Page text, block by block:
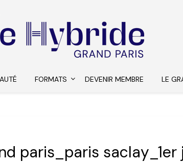
FORMATS DEVENIR MEMBRE LE
paris_paris saclay_1er